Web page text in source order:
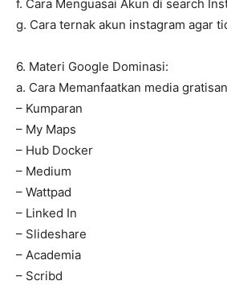
f. Cara Menguasai Akun di search
g. Cara ternak akun instagram agar
6. Materi Google Dominasi:
a. Cara Memanfaatkan media
– Kumparan
– My Maps
– Hub Docker
– Medium
– Wattpad
– Linked In
– Slideshare
– Academia
– Scribd